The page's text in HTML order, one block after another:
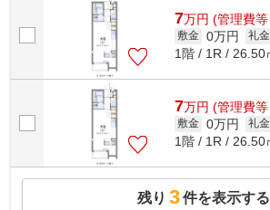
7万円 (管理費
敷金 0万円 礼金
1階 / 1R / 26.50
7万円 (管理費
敷金 0万円 礼金
1階 / 1R / 26.50
残り 3件を表示する